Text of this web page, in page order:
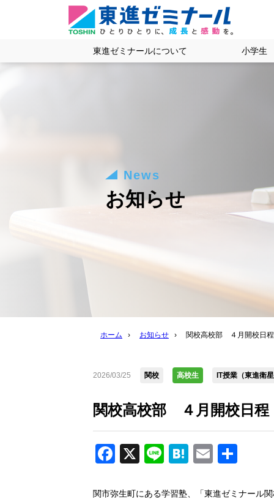
東進ゼミナールについて 小学生
News
お知らせ
ホーム › お知らせ › 関校高校部 ４月開校日程
2026/03/25 関校 高校生 IT授業（東進衛
関校高校部 ４月開校日程
Facebook
X LineHatena
Email
関市弥生町にある学習塾、「東進ゼミナール